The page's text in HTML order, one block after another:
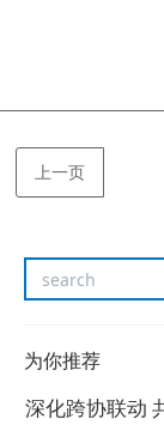
上一页
为你推荐
深化跨协联动